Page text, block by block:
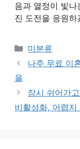
음과 열정이 빛
진 도전을 응원하
Categories
미분류
나주 무료 이
을
잠시 쉬어가
비활성화, 어렵지